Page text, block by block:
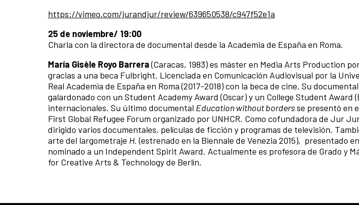
https://vimeo.com/jurandjur/review/639650538/c947f52e1a
25 de noviembre/ 19:00
Charla con la directora de documental desde la Academia de España en Roma.
María Gisèle Royo Barrera(Caracas, 1983) es máster en Media Arts Production
gracias a una beca Fulbright. Licenciada en Comunicación Audiovisual por la
Real Academia de España en Roma (2017-2018) con la beca de cine. Su documental
galardonado con un Student Academy Award (Oscar) y un College Student Award
internacionales. Su último documental Education without bordersse presentó en
First Global Refugee Forum organizado por UNHCR. Como cofundadora de Jur
dirigido varios documentales, películas de ficción y programas de televisión.
arte del largometraje H. (estrenado en la Biennale de Venezia 2015), presentado
nominado a un Independent Spirit Award. Actualmente es profesora de Grado y
for Creative Arts & Technology de Berlín.